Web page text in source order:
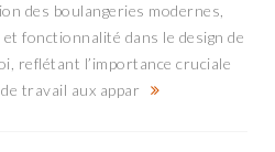
des boulangeries modernes,
fonctionnalité dans le design de
reflétant l’importance cruciale
travail aux appar